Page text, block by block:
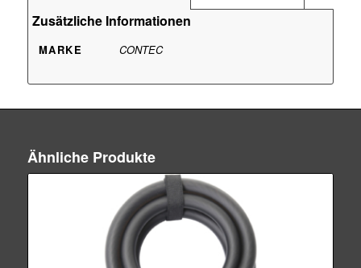
Zusätzliche Informationen
MARKE CONTEC
Ähnliche Produkte